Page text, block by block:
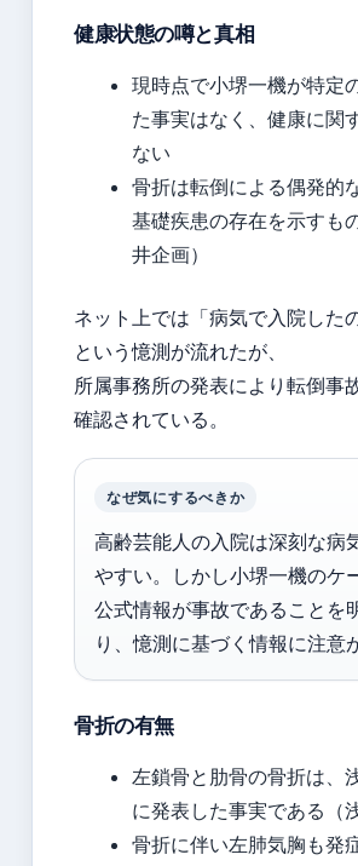
健康状態の噂と真相
現時点で小堺一機が特定
た事実はなく、健康に関
ない
骨折は転倒による偶発的
基礎疾患の存在を示すも
井企画）
ネット上では「病気で入院した
という憶測が流れたが、
所属事務所の発表により転倒事
確認されている。
なぜ気にするべきか
高齢芸能人の入院は深刻な病
やすい。しかし小堺一機のケ
公式情報が事故であることを
り、憶測に基づく情報に注意
骨折の有無
左鎖骨と肋骨の骨折は、
に発表した事実である（
骨折に伴い左肺気胸も発